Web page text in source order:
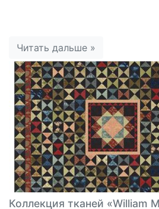
Читать дальше »
Коллекция тканей «William